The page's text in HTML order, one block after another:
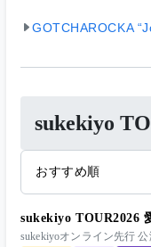
GOTCHAROCKA
sukekiyo
おすすめ順
sukekiyo TOUR2026
sukekiyoオンライン先行